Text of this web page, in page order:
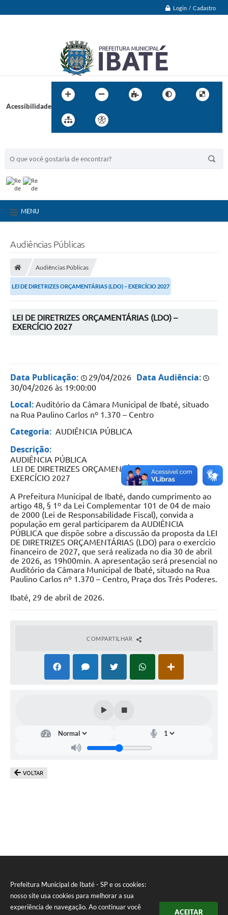
Prefeitura Municipal de Ibaté - SP e os cookies:
nosso site usa cookies para melhorar a sua
experiência de navegação. Ao continuar você
ACEITAR
Login / Cadastro
Acessibilidade
MENU
Audiências Públicas
Audiências Públicas
LEI DE DIRETRIZES ORÇAMENTÁRIAS (LDO) – EXERCÍCIO 2027
LEI DE DIRETRIZES ORÇAMENTÁRIAS (LDO) –
EXERCÍCIO 2027
Data Publicação: 29/04/2026 Data Audiência:
30/04/2026 às 19:00:00
Local: Auditório da Câmara Municipal de Ibaté, situado
na Rua Paulino Carlos nº 1.370 – Centro
Categoria: AUDIÊNCIA PÚBLICA
Descrição:
AUDIÊNCIA PÚBLICA
LEI DE DIRETRIZES ORÇAMENTÁRIAS (LDO) –
EXERCÍCIO 2027
A Prefeitura Municipal de Ibaté, dando cumprimento ao
artigo 48, § 1º da Lei Complementar 101 de 04 de maio
de 2000 (Lei de Responsabilidade Fiscal), convida a
população em geral participarem da AUDIÊNCIA
PÚBLICA que dispõe sobre a discussão da proposta da LEI
DE DIRETRIZES ORÇAMENTÁRIAS (LDO) para o exercício
financeiro de 2027, que será realizada no dia 30 de abril
de 2026, as 19h00min. A apresentação será presencial no
Auditório da Câmara Municipal de Ibaté, situado na Rua
Paulino Carlos nº 1.370 – Centro, Praça dos Três Poderes.
Ibaté, 29 de abril de 2026.
COMPARTILHAR
VOLTAR